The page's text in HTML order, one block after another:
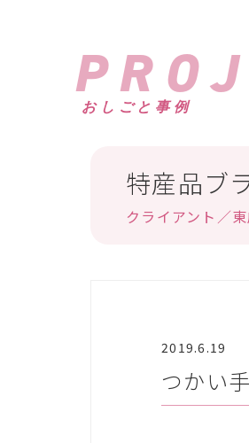
おしごと事例
特産品ブ
クライアント／
2019.6.19
つかい